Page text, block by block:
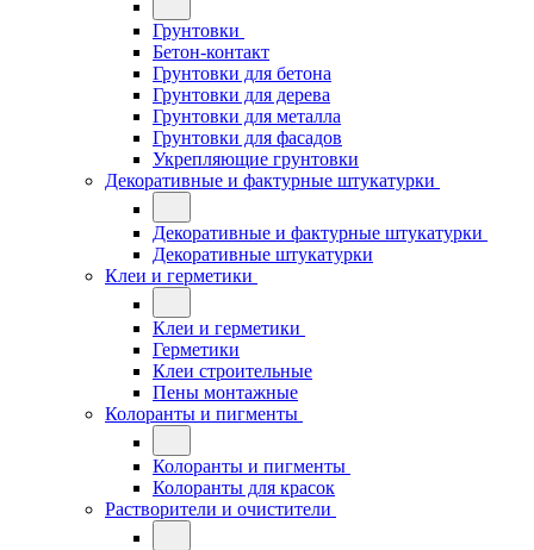
Грунтовки
Бетон-контакт
Грунтовки для бетона
Грунтовки для дерева
Грунтовки для металла
Грунтовки для фасадов
Укрепляющие грунтовки
Декоративные и фактурные штукатурки
Декоративные и фактурные штукатурки
Декоративные штукатурки
Клеи и герметики
Клеи и герметики
Герметики
Клеи строительные
Пены монтажные
Колоранты и пигменты
Колоранты и пигменты
Колоранты для красок
Растворители и очистители